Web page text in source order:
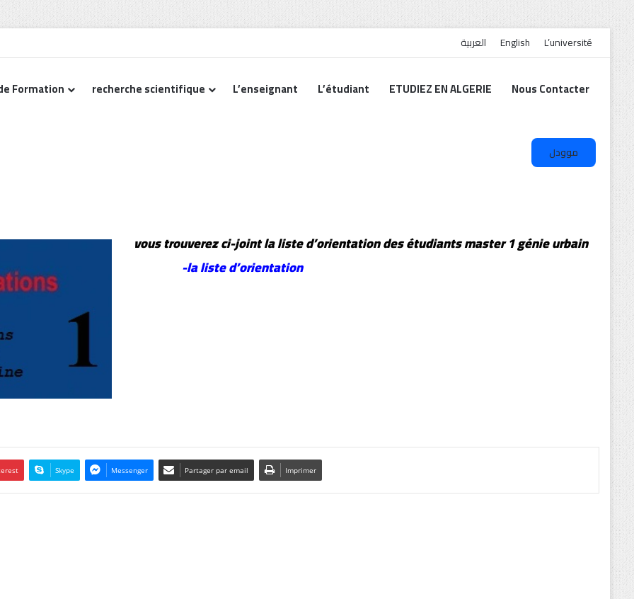
العربية English L’université
Formation recherche scientifique L’enseignant L’étudiant ETUDIEZ EN ALGERIE Nous Contacter
موودل
vous trouverez ci-joint la liste d’orientation des étudiants master 1 génie urbain
-la liste d’orientation
Skype Messenger Partager par email Imprimer